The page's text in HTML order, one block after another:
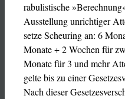
rabulistische
Ausstellung unrichtiger
setze Scheuring an: 6
Monate + 2 Wochen für
Monate für 3 und mehr
gelte bis zu einer
Nach dieser